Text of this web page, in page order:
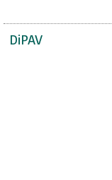
DiPAV